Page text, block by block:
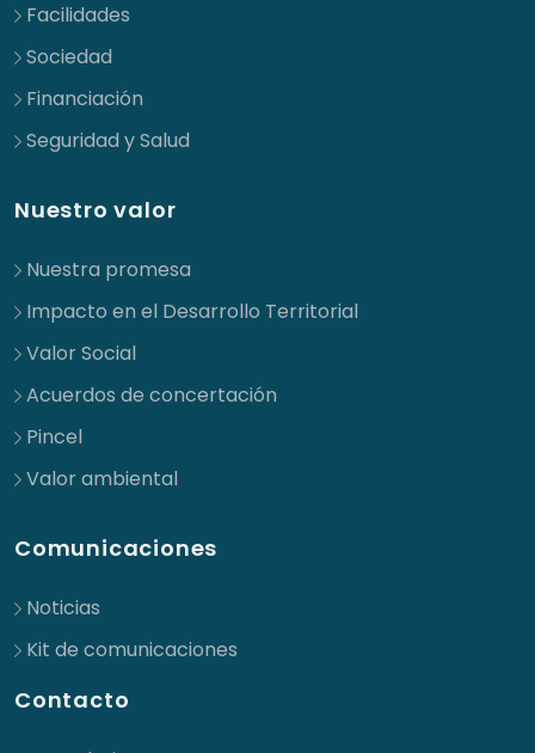
Facilidades
Sociedad
Financiación
Seguridad y Salud
Nuestro valor
Nuestra promesa
Impacto en el Desarrollo Territorial
Valor Social
Acuerdos de concertación
Pincel
Valor ambiental
Comunicaciones
Noticias
Kit de comunicaciones
Contacto